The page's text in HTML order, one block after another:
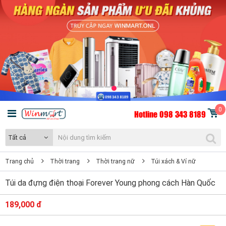
Hotline 098 343 8189 0
Tất cả
Trang chủ Thời trang Thời trang nữ Túi xách & Ví nữ
Túi da đựng điện thoại Forever Young phong cách Hàn Quốc
189,000 đ